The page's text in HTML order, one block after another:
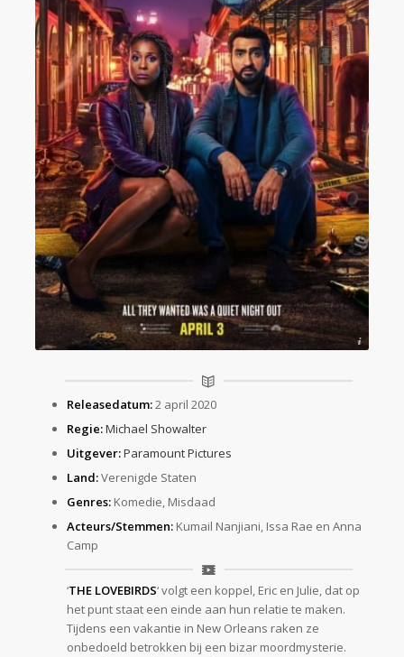
© Paramount Pictures
Releasedatum:2 april 2020
Regie:Michael Showalter
Uitgever:Paramount Pictures
Land:Verenigde Staten
Genres:Komedie, Misdaad
Acteurs/Stemmen:Kumail Nanjiani, Issa Rae en Anna
Camp
‘THE LOVEBIRDS‘ volgt een koppel, Eric en Julie, dat op
het punt staat een einde aan hun relatie te maken.
Tijdens een vakantie in New Orleans raken ze
onbedoeld betrokken bij een bizar moordmysterie.